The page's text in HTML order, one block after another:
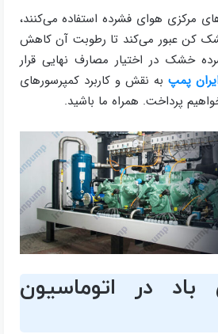
مرکزی هوای فشرده استفاده می‌کنند،
کن عبور می‌کند تا رطوبت آن کاهش
خشک در اختیار مصارف نهایی قرار
پمپ به نقش و کاربرد کمپرسورهای
پرداخت. همراه ما باشید.
باد در اتوماسیون